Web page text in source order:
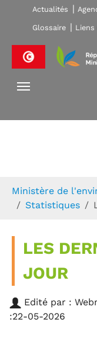
Skip to main
Aller au contenu
Skip to page footer
Actualités
Glossaire Liens
Ministère de
Statistiques
LES
JOUR
Edité par :
:22-05-2026